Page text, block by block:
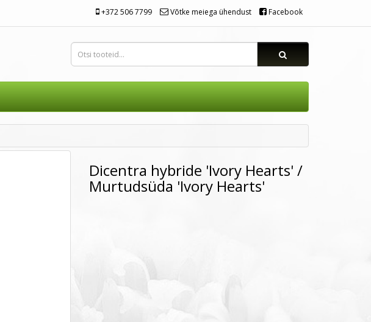
+372 506 7799 Võtke meiega ühendust Facebook
Dicentra hybride 'Ivory Hearts' /
Murtudsüda 'Ivory Hearts'